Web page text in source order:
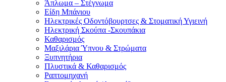
Άπλωμα – Στέγνωμα
Είδη Μπάνιου
Ηλεκτρικές Οδοντόβουρτσες & Στοματική Υγιεινή
Ηλεκτρική Σκούπα -Σκουπάκια
Καθαρισμός
Μαξιλάρια Ύπνου & Στρώματα
Ξυπνητήρια
Πλυστικά & Καθαρισμός
Ραπτομηχανή